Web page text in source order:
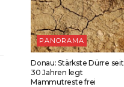
PANORAMA
Donau: Stärkste Dürre seit
30 Jahren legt
Mammutreste frei